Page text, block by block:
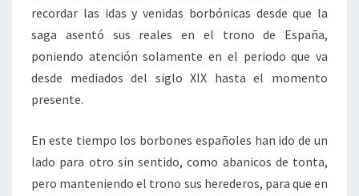
recordar las idas y venidas borbónicas desde que la
saga asentó sus reales en el trono de España,
poniendo atención solamente en el periodo que va
desde mediados del siglo XIX hasta el momento
presente.
En este tiempo los borbones españoles han ido de un
lado para otro sin sentido, como abanicos de tonta,
pero manteniendo el trono sus herederos, para que en